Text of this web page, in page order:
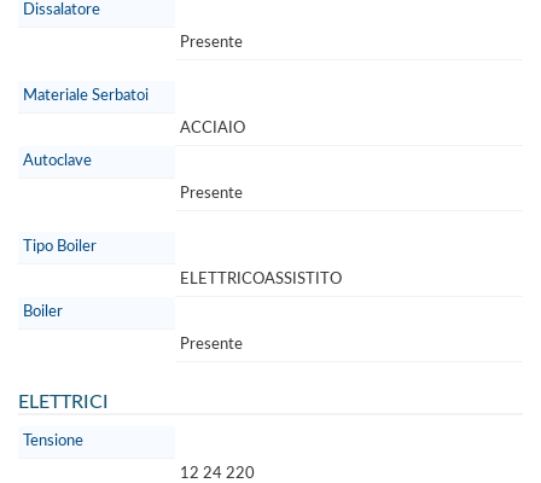
Dissalatore
Presente
Materiale Serbatoi
ACCIAIO
Autoclave
Presente
Tipo Boiler
ELETTRICOASSISTITO
Boiler
Presente
ELETTRICI
Tensione
12 24 220